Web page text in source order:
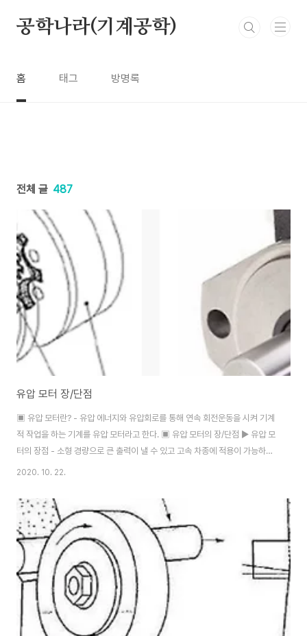
공학나라(기계공학)
홈 태그 방명록
전체 글 487
유압 모터 장/단점
▣ 유압 모터란? - 유압 에너지와 유압회로를 통해 연속 회전운동을 시켜 기계
적 작업을 하는 기계를 유압 모터라고 한다. ▣ 유압 모터의 장/단점 ▶ 유압 모
터의 장점 - 소형 경량으로 큰 출력이 낼 수 있고 고속 차종에 적용이 가능하다.
- 속도나 방향의 제어가 용이하다. - 릴리프 밸브를 달면 기구적 손상을 주지
가변/토출 펌프에 의해서 간단히 제어가 가능하다. - 종이나 전선의 권취기와
같이 토크 제어의 기계에 사용된다. - 나사 공정식 기계와 같이 최대 토크를 제
한하는 기계 구동에 사용할 수 있다. - 2개의 배관만을 사용해도 내폭성이 우수
하다. ▶ 유압 모터의 단점 - 작동유 내에 먼지나 공기가 침입하지 않도..
2020. 10. 22.